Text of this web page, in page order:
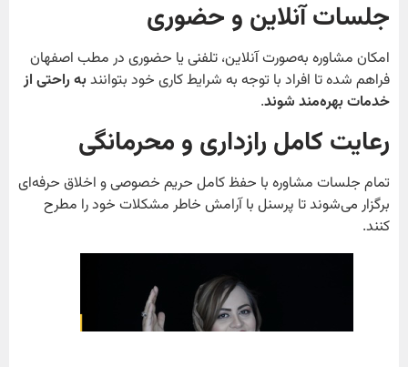
جلسات آنلاین و حضوری
امکان مشاوره به‌صورت آنلاین، تلفنی یا حضوری در مطب اصفهان
فراهم شده تا افراد با توجه به شرایط کاری خود بتوانندبه راحتی از
خدمات بهره‌مند شوند.
رعایت کامل رازداری و محرمانگی
تمام جلسات مشاوره با حفظ کامل حریم خصوصی و اخلاق حرفه‌ای
برگزار می‌شوند تا پرسنل با آرامش خاطر مشکلات خود را مطرح
کنند.